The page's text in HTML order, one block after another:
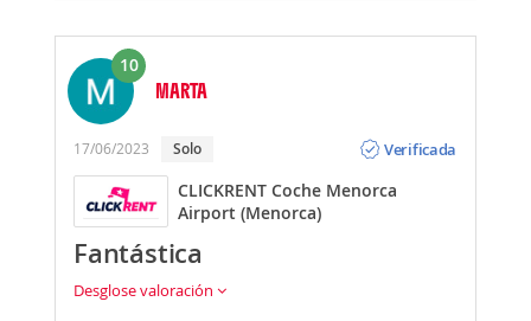
10
MARTA
17/06/2023 Solo
Verificada
CLICKRENT Coche Menorca
Airport (Menorca)
Fantástica
Desglose valoración